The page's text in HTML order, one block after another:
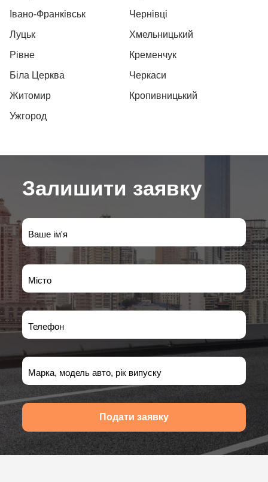
Івано-Франківськ
Чернівці
Луцьк
Хмельницький
Рівне
Кременчук
Біла Церква
Черкаси
Житомир
Кропивницький
Ужгород
Залишити заявку
Ваше ім'я
Місто
Телефон
Марка, модель авто, рік випуску
Подати заявку